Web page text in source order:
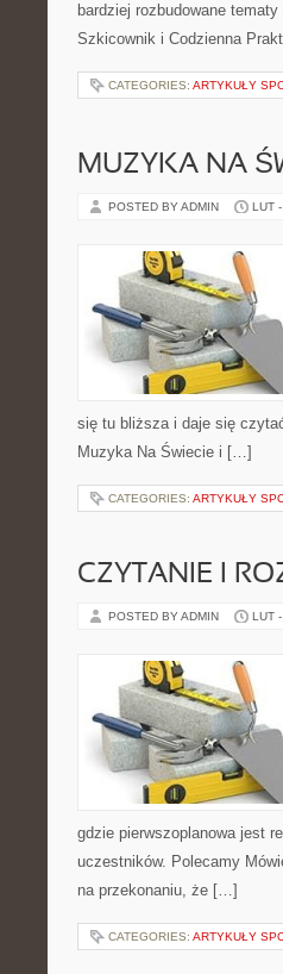
bardziej rozbudowane
Szkicownik i Codzienna
CATEGORIES: ARTYKUŁY
MUZYKA NA
POSTED BY ADMIN LUT
się tu bliższa i daje się
Muzyka Na Świecie i […]
CATEGORIES: ARTYKUŁY
CZYTANIE I
POSTED BY ADMIN LUT
gdzie pierwszoplanowa jest
uczestników. Polecamy
na przekonaniu, że […]
CATEGORIES: ARTYKUŁY